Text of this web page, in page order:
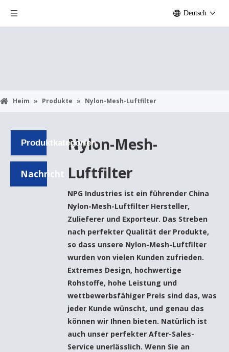
Deutsch
Heim » Produkte » Nylon-Mesh-Luftfilter
Produktkategorien
Nachricht
Nylon-Mesh-
Luftfilter
NPG Industries ist ein führender China
Nylon-Mesh-Luftfilter Hersteller,
Zulieferer und Exporteur. Das Streben
nach perfekter Qualität der Produkte,
so dass unsere Nylon-Mesh-Luftfilter
wurden von vielen Kunden zufrieden.
Extremes Design, hochwertige
Rohstoffe, hohe Leistung und
wettbewerbsfähiger Preis sind das, was
jeder Kunde wünscht, und genau das
können wir Ihnen bieten. Natürlich ist
auch unser perfekter After-Sales-
Service unerlässlich. Wenn Sie an